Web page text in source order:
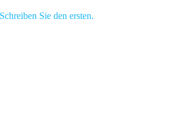
Schreiben Sie den ersten.